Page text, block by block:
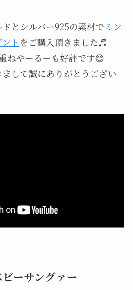
とシルバー925の素材でミン
ト をご購入頂きました♬
ねやーるーも好評です😊
して誠にありがとうござい
ーサングァー